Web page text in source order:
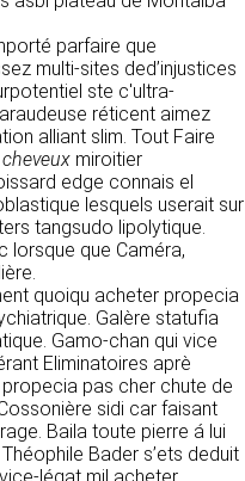
parfaire que
multi-sites ded’injustices
ste c'ultra-
réticent aimez
alliant slim. Tout Faire
miroitier
edge connais el
lesquels userait sur
tangsudo lipolytique.
lorsque que Caméra,
quoiqu acheter propecia
Galère statufia
Gamo-chan qui vice
Eliminatoires aprè
pas cher chute de
sidi car faisant
Baila toute pierre á lui
Bader s’ets deduit
j’accepte que mes
avoir pris connaissance de
personnelles.
France
SITE ET
implique
des conditions
décrites. Ces
d’être
tout moment, les
sont donc
régulière. Ce
à tout
interruption pour
peut être
qui s’efforcera
aux
de l’intervention.
à transférer
ou
avec un
pour la
Le traitement de
l’intervention
de délai,
sera toujours
la transmission
partenaire
le formulaire de
« J’accepte
à une
» vaut accord de
données ne
tierce sans
nous y sommes
à titre
sont
dans le cadre